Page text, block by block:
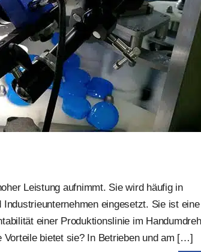
Leistung aufnimmt. Sie wird häufig in
eingesetzt. Sie ist
einer Produktionslinie im
Vorteile bietet sie? In Betrieben und am […]